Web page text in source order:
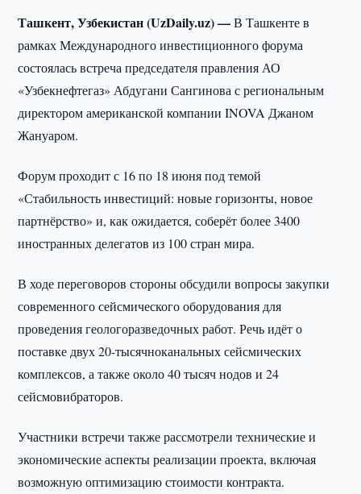
Ташкент, Узбекистан (UzDaily.uz) —В Ташкенте в
рамках Международного инвестиционного форума
состоялась встреча председателя правления АО
«Узбекнефтегаз» Абдугани Сангинова с региональным
директором американской компании INOVA Джаном
Жануаром.
Форум проходит с 16 по 18 июня под темой
«Стабильность инвестиций: новые горизонты, новое
партнёрство» и, как ожидается, соберёт более 3400
иностранных делегатов из 100 стран мира.
В ходе переговоров стороны обсудили вопросы закупки
современного сейсмического оборудования для
проведения геологоразведочных работ. Речь идёт о
поставке двух 20-тысячноканальных сейсмических
комплексов, а также около 40 тысяч нодов и 24
сейсмовибраторов.
Участники встречи также рассмотрели технические и
экономические аспекты реализации проекта, включая
возможную оптимизацию стоимости контракта.